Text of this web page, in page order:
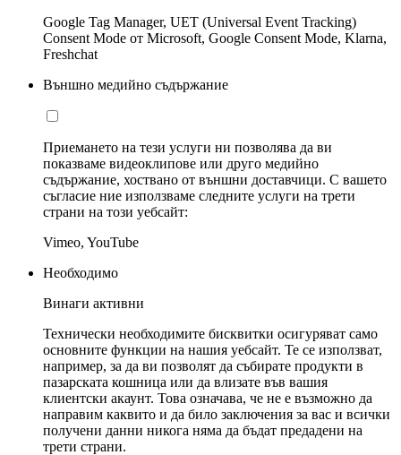
Google Tag Manager, UET (Universal Event Tracking)
Consent Mode от Microsoft, Google Consent Mode, Klarna,
Freshchat
Външно медийно съдържание
Приемането на тези услуги ни позволява да ви
показваме видеоклипове или друго медийно
съдържание, хоствано от външни доставчици. С вашето
съгласие ние използваме следните услуги на трети
страни на този уебсайт:
Vimeo, YouTube
Необходимо
Винаги активни
Технически необходимите бисквитки осигуряват само
основните функции на нашия уебсайт. Те се използват,
например, за да ви позволят да събирате продукти в
пазарската кошница или да влизате във вашия
клиентски акаунт. Това означава, че не е възможно да
направим каквито и да било заключения за вас и всички
получени данни никога няма да бъдат предадени на
трети страни.